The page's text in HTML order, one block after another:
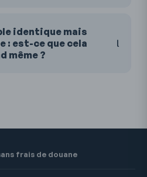
identique mais
: est-ce que cela
même ?
frais de douane